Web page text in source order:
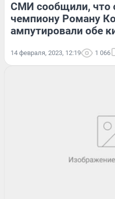
СМИ сообщили, что
чемпиону Роману
ампутировали обе
14 февраля, 2023, 12:19 1 066